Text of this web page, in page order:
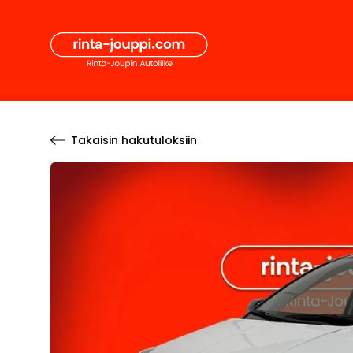
sisältöön
Takaisin hakutuloksiin